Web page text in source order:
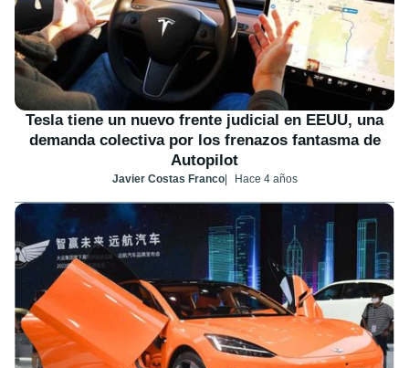
Tesla tiene un nuevo frente judicial en EEUU, una
demanda colectiva por los frenazos fantasma de
Autopilot
Javier Costas Franco Hace 4 años